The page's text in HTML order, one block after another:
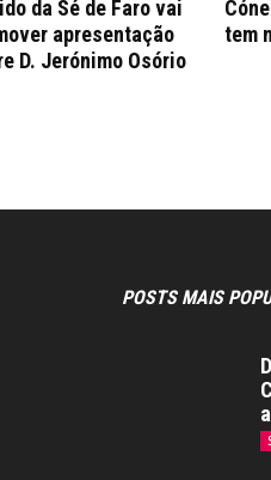
da Sé de Faro vai
apresentação
D. Jerónimo Osório
tem
POSTS MAIS